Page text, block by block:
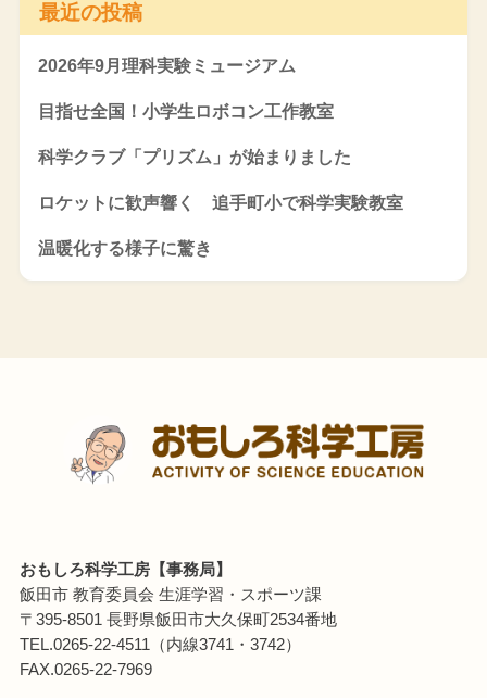
最近の投稿
2026年9月理科実験ミュージアム
目指せ全国！小学生ロボコン工作教室
科学クラブ「プリズム」が始まりました
ロケットに歓声響く 追手町小で科学実験教室
温暖化する様子に驚き
おもしろ科学工房【事務局】
飯田市 教育委員会 生涯学習・スポーツ課
〒395-8501 長野県飯田市大久保町2534番地
TEL.0265-22-4511（内線3741・3742）
FAX.0265-22-7969